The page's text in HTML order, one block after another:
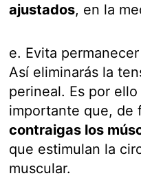
ajustados, en la
e. Evita
Así eliminarás la
perineal. Es por
importante que, de
contraigas los
que estimulan la
muscular.